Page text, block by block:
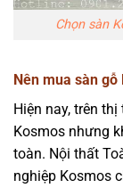
Chọn sàn
Nên mua sàn
Hiện nay, trên
Kosmos nhưng
toàn. Nội thất
nghiệp Kosmos